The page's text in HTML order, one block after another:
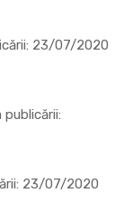
23/07/2020
publicării:
23/07/2020